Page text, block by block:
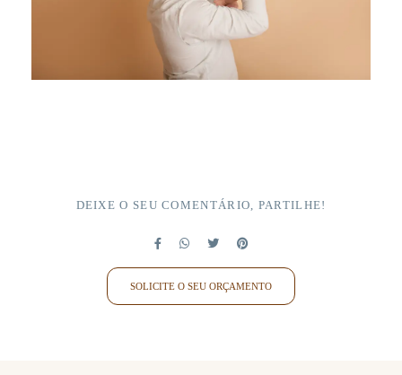
DEIXE O SEU COMENTÁRIO, PARTILHE!
SOLICITE O SEU ORÇAMENTO